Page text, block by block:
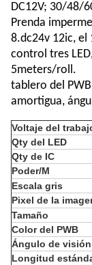
DC12V; 30/48/
Prenda
8.dc24v 12ic,
control tres
5meters/roll.
tablero del
amortigua,
Voltaje del
Qty del LED
Qty de IC
Poder/M
Escala gris
Pixel de la
Tamaño
Color del PWB
Ángulo de visión
Longitud